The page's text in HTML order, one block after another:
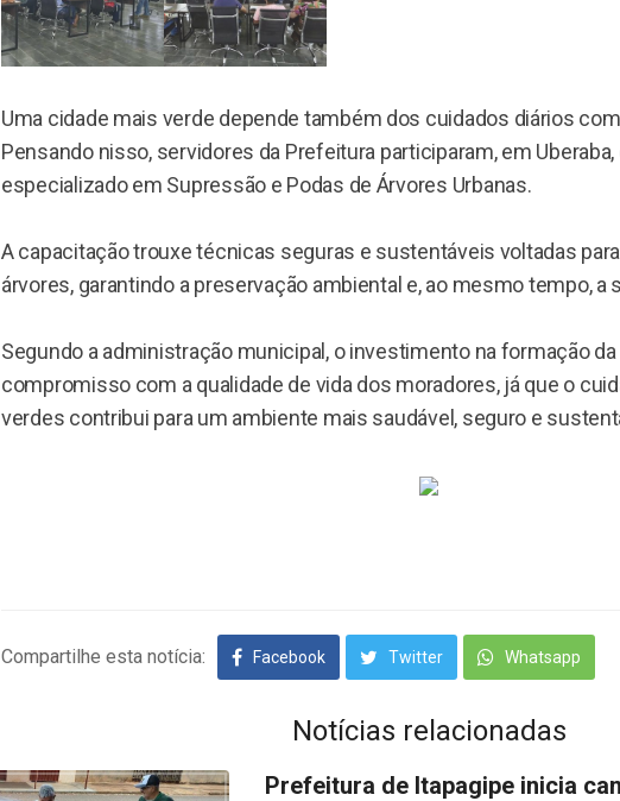
Uma cidade mais verde depende também dos cuidados diários
Pensando nisso, servidores da Prefeitura participaram, em
especializado em Supressão e Podas de Árvores Urbanas.
A capacitação trouxe técnicas seguras e sustentáveis voltadas
árvores, garantindo a preservação ambiental e, ao mesmo tempo, a
Segundo a administração municipal, o investimento na formação
compromisso com a qualidade de vida dos moradores, já que o
verdes contribui para um ambiente mais saudável, seguro e
Compartilhe esta notícia: Facebook Twitter Whatsapp
Notícias relacionadas
Prefeitura de Itapagipe inicia